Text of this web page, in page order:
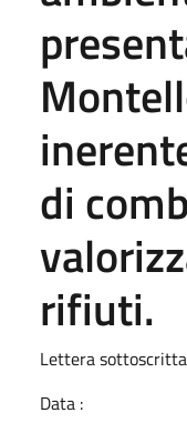
di
rifiuti.
Lettera
Data :